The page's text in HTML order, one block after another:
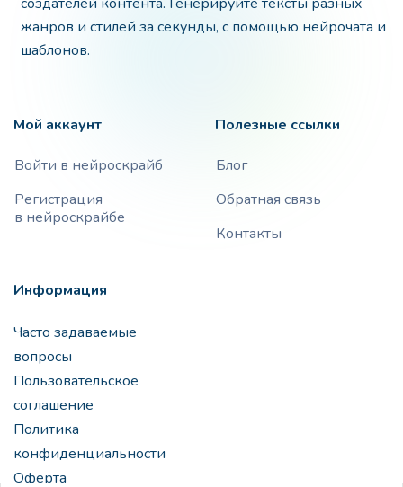
жанров и стилей за секунды, с помощью нейрочата и
шаблонов.
Мой аккаунт
Войти в нейроскрайб
Регистрация
в нейроскрайбе
Полезные ссылки
Блог
Обратная связь
Контакты
Информация
Часто задаваемые
вопросы
Пользовательское
соглашение
Политика
конфиденциальности
Оферта